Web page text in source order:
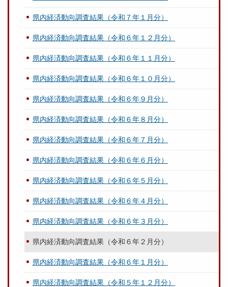
県内経済動向調査結果（令和７年１月分）
県内経済動向調査結果（令和６年１２月分）
県内経済動向調査結果（令和６年１１月分）
県内経済動向調査結果（令和６年１０月分）
県内経済動向調査結果（令和６年９月分）
県内経済動向調査結果（令和６年８月分）
県内経済動向調査結果（令和６年７月分）
県内経済動向調査結果（令和６年６月分）
県内経済動向調査結果（令和６年５月分）
県内経済動向調査結果（令和６年４月分）
県内経済動向調査結果（令和６年３月分）
県内経済動向調査結果（令和６年２月分）
県内経済動向調査結果（令和６年１月分）
県内経済動向調査結果（令和５年１２月分）